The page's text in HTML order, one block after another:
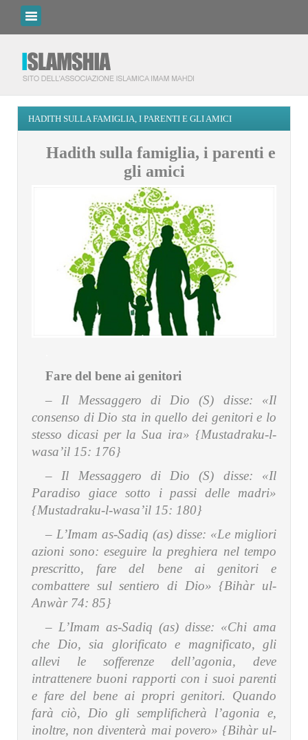
HADITH SULLA FAMIGLIA, I PARENTI E GLI AMICI
Hadith sulla famiglia, i parenti e
gli amici
Fare del bene ai genitori
– Il Messaggero di Dio (S) disse: «Il
consenso di Dio sta in quello dei genitori e lo
stesso dicasi per la Sua ira» {Mustadraku-l-
wasa’il 15: 176}
– Il Messaggero di Dio (S) disse: «Il
Paradiso giace sotto i passi delle madri»
{Mustadraku-l-wasa’il 15: 180}
– L’Imam as-Sadiq (as) disse: «Le migliori
azioni sono: eseguire la preghiera nel tempo
prescritto, fare del bene ai genitori e
combattere sul sentiero di Dio» {Bihàr ul-
Anwàr 74: 85}
– L’Imam as-Sadiq (as) disse: «Chi ama
che Dio, sia glorificato e magnificato, gli
allevi le sofferenze dell’agonia, deve
intrattenere buoni rapporti con i suoi parenti
e fare del bene ai propri genitori. Quando
farà ciò, Dio gli semplificherà l’agonia e,
inoltre, non diventerà mai povero» {Bihàr ul-